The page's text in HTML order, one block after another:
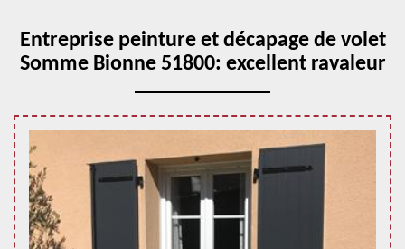
Entreprise peinture et décapage de volet
Somme Bionne 51800: excellent ravaleur